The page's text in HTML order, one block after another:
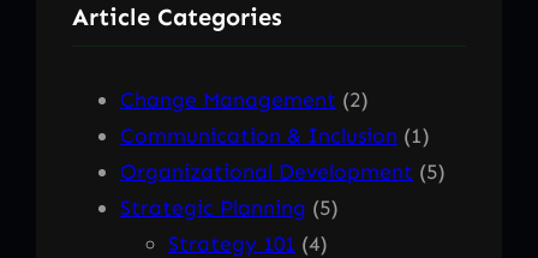
c
Article Categories
Change Management (2)
Communication & Inclusion (1)
Organizational Development (5)
Strategic Planning (5)
Strategy 101 (4)